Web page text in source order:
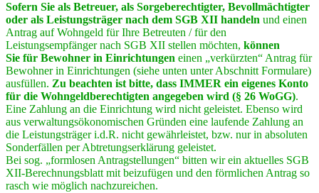
Sofern Sie als Betreuer, als Sorgeberechtigter, Bevollmächtigter
oder als Leistungsträger nach dem SGB XII handeln und einen
Antrag auf Wohngeld für Ihre Betreuten / für den
Leistungsempfänger nach SGB XII stellen möchten, können
Sie für Bewohner in Einrichtungen einen „verkürzten“ Antrag für
Bewohner in Einrichtungen (siehe unten unter Abschnitt Formulare)
ausfüllen. Zu beachten ist bitte, dass IMMER ein eigenes Konto
für die Wohngeldberechtigten angegeben wird (§ 26 WoGG).
Eine Zahlung an die Einrichtung wird nicht geleistet. Ebenso wird
aus verwaltungsökonomischen Gründen eine laufende Zahlung an
die Leistungsträger i.d.R. nicht gewährleistet, bzw. nur in absoluten
Sonderfällen per Abtretungserklärung geleistet.
Bei sog. „formlosen Antragstellungen“ bitten wir ein aktuelles SGB
XII-Berechnungsblatt mit beizufügen und den förmlichen Antrag so
rasch wie möglich nachzureichen.